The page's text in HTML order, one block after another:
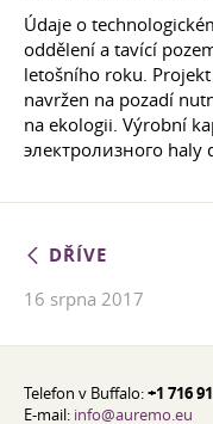
Údaje o
oddělení a tavící
letošního roku.
navržen na pozadí
na ekologii. Výrobní
электролизного haly
DŘÍVE
16 srpna 2017
Telefon v Buffalo:+1 716
E-mail: info@auremo.eu